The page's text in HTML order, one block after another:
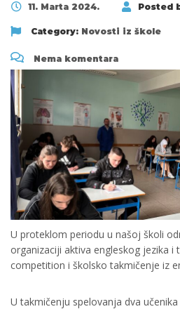
11. Marta 2024. Posted
Category: Novosti iz škole
Nema komentara
U proteklom periodu u našoj školi
organizaciji aktiva engleskog jezika i
competition i školsko takmičenje iz
U takmičenju spelovanja dva